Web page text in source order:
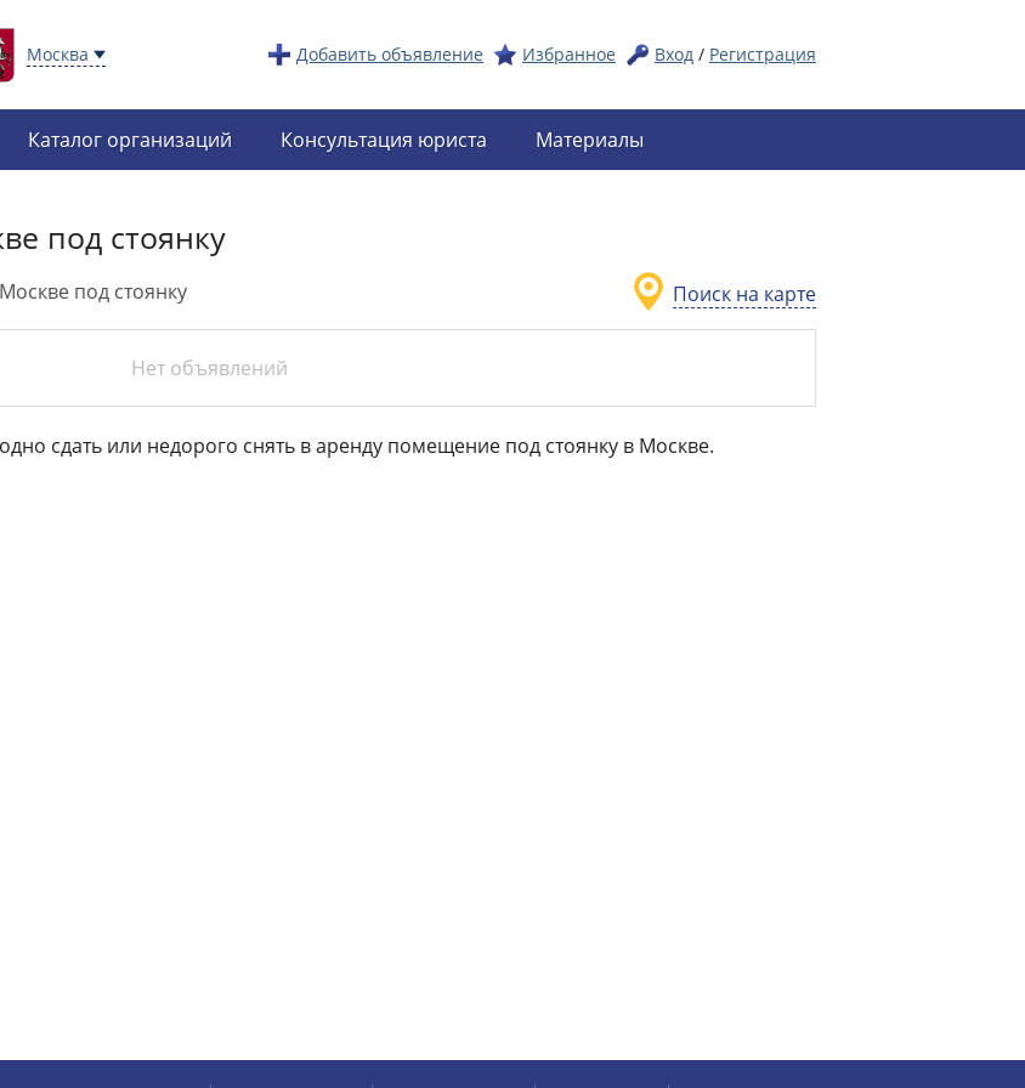
Москва Добавить объявление Избранное Вход / Регистрация
Каталог организаций Консультация юриста Материалы
под стоянку
Поиск на карте
под стоянку
Нет объявлений
сдать или недорого снять в аренду помещение под стоянку в Москве.